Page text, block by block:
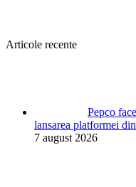
Articole recente
Pepco
lansarea platformei
7 august 2026